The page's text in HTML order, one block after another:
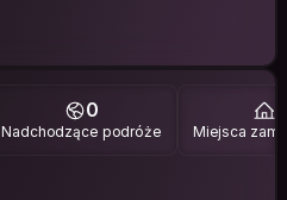
0
Nadchodzące podróże Miejsca